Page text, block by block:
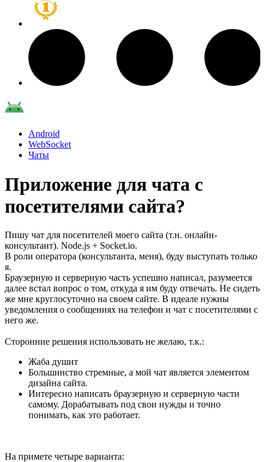
Android
WebSocket
Чаты
Приложение для чата с
посетителями сайта?
Пишу чат для посетителей моего сайта (т.н. онлайн-
консультант). Node.js + Socket.io.
В роли оператора (консультанта, меня), буду выступать только
я.
Браузерную и серверную часть успешно написал, разумеется
далее встал вопрос о том, откуда я им буду отвечать. Не сидеть
же мне круглосуточно на своем сайте. В идеале нужны
уведомления о сообщениях на телефон и чат с посетителями с
него же.
Сторонние решения использовать не желаю, т.к.:
Жаба душит
Большинство стремные, а мой чат является элементом
дизайна сайта.
Интересно написать браузерную и серверную части
самому. Дорабатывать под свои нужды и точно
понимать, как это работает.
На примете четыре варианта: